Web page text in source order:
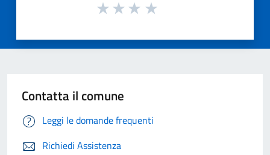
Contatta il comune
Leggi le domande frequenti
Richiedi Assistenza